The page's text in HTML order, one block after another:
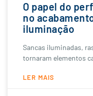
O papel do
no
iluminação
Sancas iluminadas,
tornaram elementos
LER MAIS